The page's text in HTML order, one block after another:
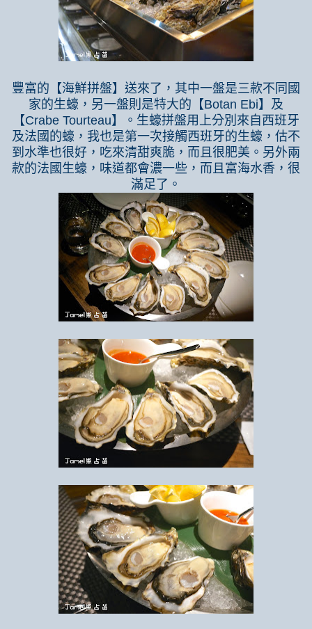
豐富的【海鮮拼盤】送來了，其中一盤是三款不同國
家的生蠔，另一盤則是特大的【Botan Ebi】及
【Crabe Tourteau】。生蠔拼盤用上分別來自西班牙
及法國的蠔，我也是第一次接觸西班牙的生蠔，估不
到水準也很好，吃來清甜爽脆，而且很肥美。另外兩
款的法國生蠔，味道都會濃一些，而且富海水香，很
滿足了。